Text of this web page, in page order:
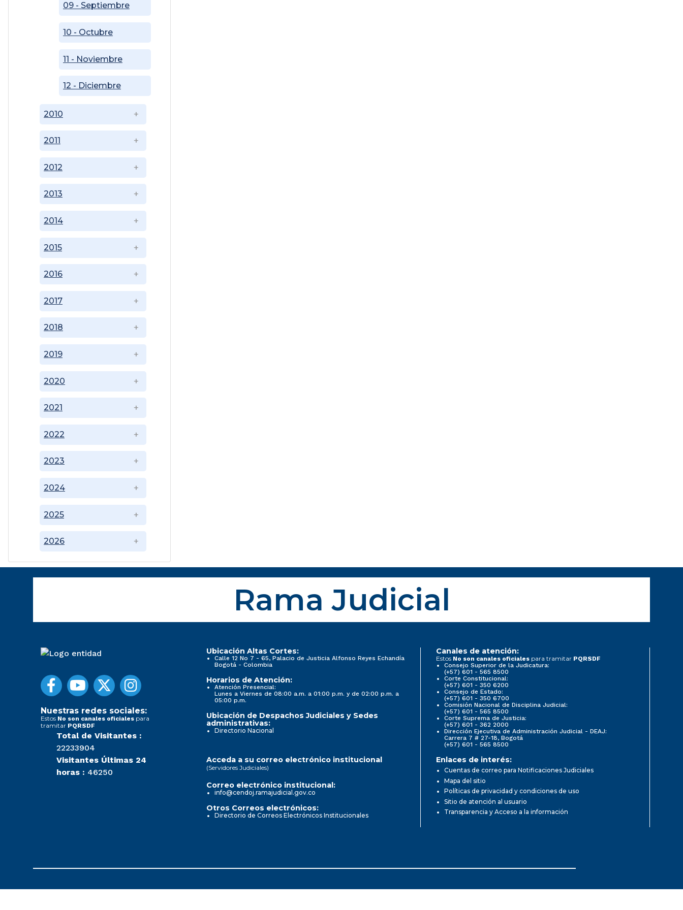
09 - Septiembre
10 - Octubre
11 - Noviembre
12 - Diciembre
2010
2011
2012
2013
2014
2015
2016
2017
2018
2019
2020
2021
2022
2023
2024
2025
2026
Rama Judicial
Nuestras redes sociales:
Estos No son canales oficiales para
tramitar PQRSDF
Total de Visitantes :
22233904
Visitantes Últimas 24
horas : 46250
Ubicación Altas Cortes:
Calle 12 No 7 - 65, Palacio de Justicia Alfonso Reyes Echandía
Bogotá - Colombia
Horarios de Atención:
Atención Presencial:
Lunes a Viernes de 08:00 a.m. a 01:00 p.m. y de 02:00 p.m. a
05:00 p.m.
Ubicación de Despachos Judiciales y Sedes
administrativas:
Directorio Nacional
Canales de atención:
Estos No son canales oficiales para tramitar PQRSDF
Consejo Superior de la Judicatura:
(+57) 601 - 565 8500
Corte Constitucional:
(+57) 601 - 350 6200
Consejo de Estado:
(+57) 601 - 350 6700
Comisión Nacional de Disciplina Judicial:
(+57) 601 - 565 8500
Corte Suprema de Justicia:
(+57) 601 - 362 2000
Dirección Ejecutiva de Administración Judicial - DEAJ:
Carrera 7 # 27-18, Bogotá
(+57) 601 - 565 8500
Acceda a su correo electrónico institucional
(Servidores Judiciales)
Correo electrónico institucional:
info@cendoj.ramajudicial.gov.co
Otros Correos electrónicos:
Directorio de Correos Electrónicos Institucionales
Enlaces de interés:
Cuentas de correo para Notificaciones Judiciales
Mapa del sitio
Políticas de privacidad y condiciones de uso
Sitio de atención al usuario
Transparencia y Acceso a la información